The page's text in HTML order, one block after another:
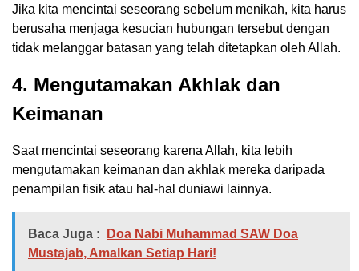
Jika kita mencintai seseorang sebelum menikah, kita harus
berusaha menjaga kesucian hubungan tersebut dengan
tidak melanggar batasan yang telah ditetapkan oleh Allah.
4. Mengutamakan Akhlak dan
Keimanan
Saat mencintai seseorang karena Allah, kita lebih
mengutamakan keimanan dan akhlak mereka daripada
penampilan fisik atau hal-hal duniawi lainnya.
Baca Juga :
Doa Nabi Muhammad SAW Doa
Mustajab, Amalkan Setiap Hari!